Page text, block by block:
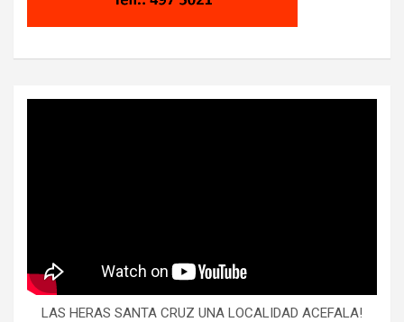
LAS HERAS SANTA CRUZ UNA LOCALIDAD ACEFALA!